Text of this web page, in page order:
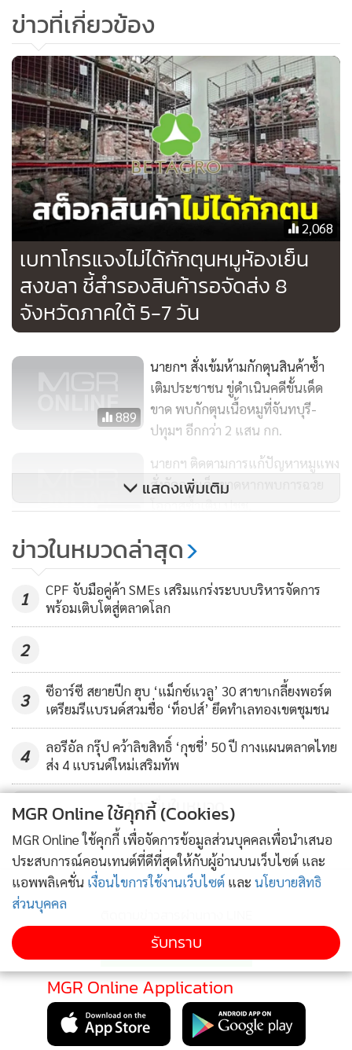
สินค้าคงคลังตามแนวทางปฏิบัติโดยปกติ มิใช่การกักเก็บสินค้า
เป็นเวลานาน เพื่อเป้าหมายด้านราคาที่สูงขึ้นแต่ประการใด
บริษัทฯ พร้อมให้ความร่วมมือในการกำหนดแนวทางการปฏิบัติ
งานให้สอดคล้องกับนโยบายของภาครัฐ ครอบคลุมถึงการจัดการ
สินค้าคงคลังและการรายงานแจ้งจำนวนสต๊อกตามข้อกำหนด
โดยเคร่งครัด
อย่างไรก็ตาม ภายใต้สถานการณ์การแพร่ระบาดของโรคอหิวาต์
แอฟริกาในสุกรในปัจจุบัน ซึ่งส่งผลต่อปริมาณสุกรและระดับ
ราคาที่เพิ่มขึ้น บริษัทฯ ตระหนักถึงความกังวลใจของผู้บริโภคต่อ
กรณีดังกล่าวเป็นอย่างดี จึงได้ยกระดับมาตรการ
ด้านความปลอดภัยอย่างเข้มงวดและต่อเนื่อง โดยได้รับการ
รับรองตามมาตรฐานของกรมปศุสัตว์อย่างถูกต้องครบถ้วน รวม
ถึงได้ร่วมเป็นส่วนหนึ่งในการช่วยเหลือบรรเทาความเดือดร้อน
ของผู้บริโภค โดยการผสานความร่วมมือกับภาครัฐและทุกภาค
ส่วนในการสนับสนุนผลิตภัณฑ์หมูปลอดภัย ในราคาที่เป็นธรรม
ให้แก่ประชาชน ในโครงการพาณิชย์ลดราคาช่วยประชาชน โดย
การจำหน่ายหมูสดในราคากิโลกรัมละ 150 บาท ณ จุดจำหน่าย
ในโครงการ 667 แห่งทั่วประเทศ
เครือเบทาโกรยึดมั่นในเจตนารมณ์ทางธุรกิจที่ดี มีบรรษัทภิบาล
พร้อมให้ข้อมูลที่ถูกต้องและสื่อสารสร้างความเข้าใจร่วมกับหน่วย
ผลิตภัณฑ์อาหารสดและแปรรูปที่ปลอดภัย เพื่อสุขภาพและ
คุณภาพชีวิตที่ดีของผู้บริโภคอย่างยั่งยืน
ข่าวที่เกี่ยวข้อง
2,068
เบทาโกรแจงไม่ได้กักตุนหมูห้องเย็น
สงขลา ชี้สำรองสินค้ารอจัดส่ง 8
จังหวัดภาคใต้ 5-7 วัน
889
นายกฯ สั่งเข้มห้ามกักตุนสินค้าซ้ำ
เติมประชาชน ขู่ดำเนินคดีขั้นเด็ด
ขาด พบกักตุนเนื้อหมูที่จันทบุรี-
ปทุมฯ อีกกว่า 2 แสน กก.
121
นายกฯ ติดตามการแก้ปัญหาหมูแพง
สั่งจัดการเด็ดขาดหากพบการฉวย
โอกาสซ้ำเติม ปชช.
708
ฟันแล้วห้องเย็นสงขลาแจ้งสต๊อกหมู
ไม่ตรงความจริง อีกรายที่ปทุมธานีไร้
ใบอนุญาต ลุยค้นเพิ่ม 25 ห้องเย็น
สมุทรสาคร
แสดงเพิ่มเติม
ข่าวในหมวดล่าสุด
1
CPF จับมือคู่ค้า SMEs เสริมแกร่งระบบบริหารจัดการ
พร้อมเติบโตสู่ตลาดโลก
2
3
ซีอาร์ซี สยายปีก ฮุบ ‘แม็กซ์แวลู’ 30 สาขาเกลี้ยงพอร์ต
เตรียมรีแบรนด์สวมชื่อ ‘ท็อปส์’ ยึดทำเลทองเขตชุมชน
4
ลอรีอัล กรุ๊ป คว้าลิขสิทธิ์ ‘กุชชี่’ 50 ปี กางแผนตลาดไทย
ส่ง 4 แบรนด์ใหม่เสริมทัพ
ข่าวอื่นในหมวด
MGR Online Application
MGR Online ใช้คุกกี้ (Cookies)
MGR Online ใช้คุกกี้ เพื่อจัดการข้อมูลส่วนบุคคลเพื่อนำเสนอ
ประสบการณ์คอนเทนต์ที่ดีที่สุดให้กับผู้อ่านบนเว็บไซต์ และ
แอพพลิเคชั่น เงื่อนไขการใช้งานเว็บไซต์ และ นโยบายสิทธิ
ส่วนบุคคล
รับทราบ